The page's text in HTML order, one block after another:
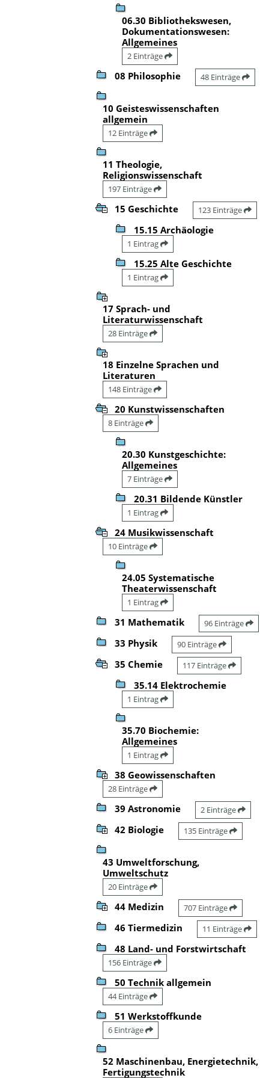
06.30 Bibliothekswesen,
Dokumentationswesen:
Allgemeines
2 Einträge
08 Philosophie 48 Einträge
10 Geisteswissenschaften
allgemein
12 Einträge
11 Theologie,
Religionswissenschaft
197 Einträge
15 Geschichte 123 Einträge
15.15 Archäologie
1 Eintrag
15.25 Alte Geschichte
1 Eintrag
17 Sprach- und
Literaturwissenschaft
28 Einträge
18 Einzelne Sprachen und
Literaturen
148 Einträge
20 Kunstwissenschaften
8 Einträge
20.30 Kunstgeschichte:
Allgemeines
7 Einträge
20.31 Bildende Künstler
1 Eintrag
24 Musikwissenschaft
10 Einträge
24.05 Systematische
Theaterwissenschaft
1 Eintrag
31 Mathematik 96 Einträge
33 Physik 90 Einträge
35 Chemie 117 Einträge
35.14 Elektrochemie
1 Eintrag
35.70 Biochemie:
Allgemeines
1 Eintrag
38 Geowissenschaften
28 Einträge
39 Astronomie 2 Einträge
42 Biologie 135 Einträge
43 Umweltforschung,
Umweltschutz
20 Einträge
44 Medizin 707 Einträge
46 Tiermedizin 11 Einträge
48 Land- und Forstwirtschaft
156 Einträge
50 Technik allgemein
44 Einträge
51 Werkstoffkunde
6 Einträge
52 Maschinenbau, Energietechnik,
Fertigungstechnik